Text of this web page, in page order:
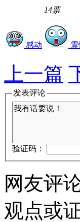
感动
14票
上一篇
发表评论
验证码：
网友评
观点或